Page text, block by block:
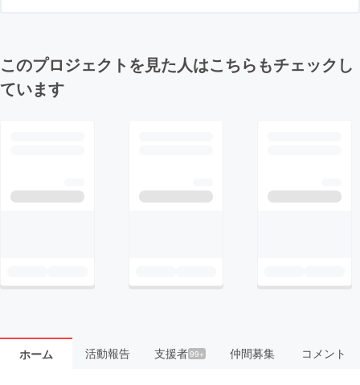
このプロジェクトを見た人はこちらもチェックし
ています
ホーム 活動報告 支援者99+ 仲間募集 コメント